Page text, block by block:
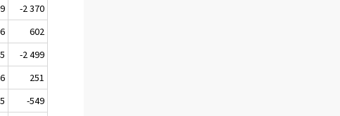
-2 370
602
-2 499
251
-549